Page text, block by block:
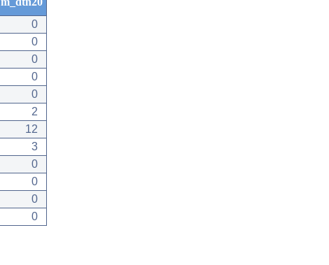
0
0
0
0
0
2
12
3
0
0
0
0